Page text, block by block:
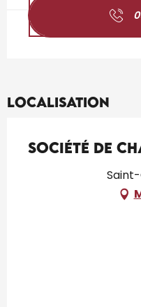
Localisation
Société de
Saint-